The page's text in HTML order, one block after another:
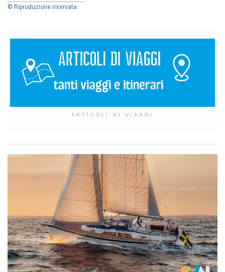
© Riproduzione riservata
ARTICOLI DI VIAGGI